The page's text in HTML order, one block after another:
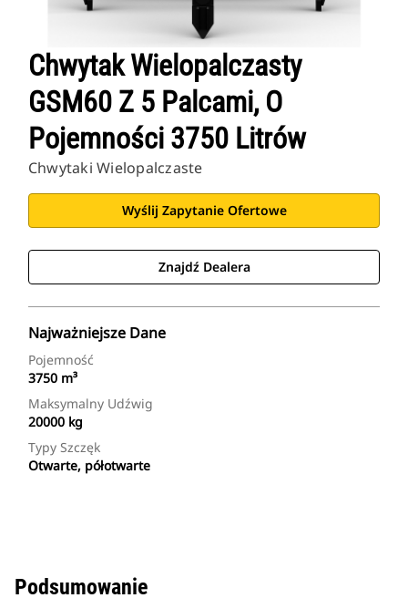
Chwytak Wielopalczasty
GSM60 Z 5 Palcami, O
Pojemności 3750 Litrów
Chwytaki Wielopalczaste
Wyślij Zapytanie Ofertowe
Znajdź Dealera
Najważniejsze Dane
Pojemność
3750 m³
Maksymalny Udźwig
20000 kg
Typy Szczęk
Otwarte, półotwarte
Podsumowanie